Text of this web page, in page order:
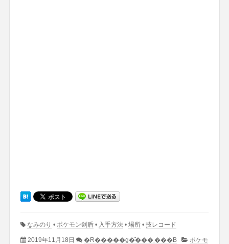
なみのり • ポケモン剣盾 • 入手方法 • 場所 • 技レコード
2019年11月18日 �R�����g�͂���܂���B
ポケモ